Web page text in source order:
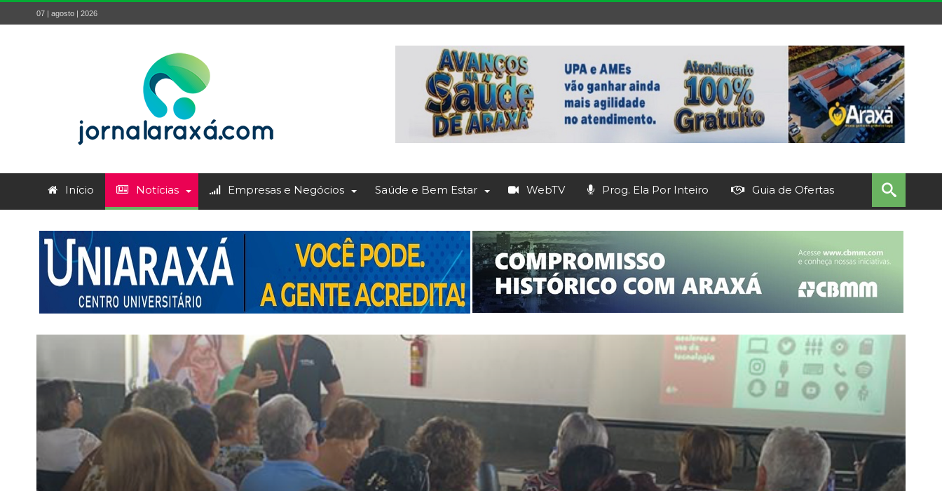
07 | agosto | 2026
Início Notícias Empresas e Negócios Saúde e Bem Estar WebTV Prog. Ela Por Inteiro Guia de Ofertas